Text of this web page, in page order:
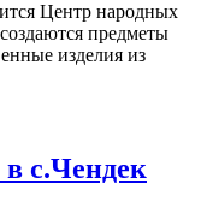
Центр народных
предметы
изделия из
с.Чендек